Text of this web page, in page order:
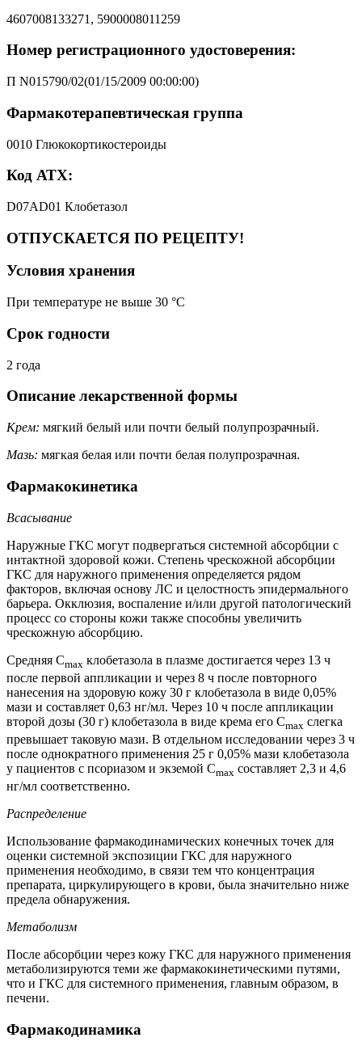
4607008133271, 5900008011259
Номер регистрационного удостоверения:
П N015790/02(01/15/2009 00:00:00)
Фармакотерапевтическая группа
0010 Глюкокортикостероиды
Код АТХ:
D07AD01 Клобетазол
ОТПУСКАЕТСЯ ПО РЕЦЕПТУ!
Условия хранения
При температуре не выше 30 °C
Срок годности
2 года
Описание лекарственной формы
Крем: мягкий белый или почти белый полупрозрачный.
Мазь: мягкая белая или почти белая полупрозрачная.
Фармакокинетика
Всасывание
Наружные ГКС могут подвергаться системной абсорбции с
интактной здоровой кожи. Степень чрескожной абсорбции
ГКС для наружного применения определяется рядом
факторов, включая основу ЛС и целостность эпидермального
барьера. Окклюзия, воспаление и/или другой патологический
процесс со стороны кожи также способны увеличить
чрескожную абсорбцию.
Средняя Cmax клобетазола в плазме достигается через 13 ч
после первой аппликации и через 8 ч после повторного
нанесения на здоровую кожу 30 г клобетазола в виде 0,05%
мази и составляет 0,63 нг/мл. Через 10 ч после аппликации
второй дозы (30 г) клобетазола в виде крема его Cmax слегка
превышает таковую мази. В отдельном исследовании через 3 ч
после однократного применения 25 г 0,05% мази клобетазола
у пациентов с псориазом и экземой Cmax составляет 2,3 и 4,6
нг/мл соответственно.
Распределение
Использование фармакодинамических конечных точек для
оценки системной экспозиции ГКС для наружного
применения необходимо, в связи тем что концентрация
препарата, циркулирующего в крови, была значительно ниже
предела обнаружения.
Метаболизм
После абсорбции через кожу ГКС для наружного применения
метаболизируются теми же фармакокинетическими путями,
что и ГКС для системного применения, главным образом, в
печени.
Фармакодинамика